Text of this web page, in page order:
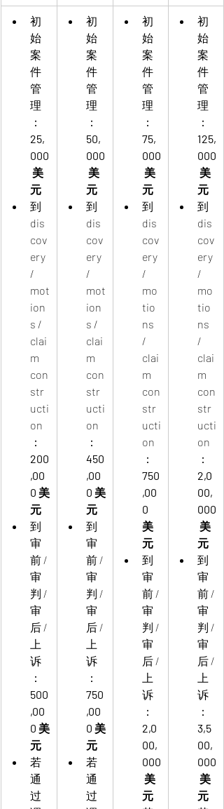
初
始
案
件
管
理
：
25,
000
美
元
到
dis
cov
ery
/
mot
ion
s /
clai
m
con
str
ucti
on
：
200
,00
0 美
元
到
审
前 /
审
判 /
审
后 /
上
诉
：
500
,00
0 美
元
若
通
过
初
始
案
件
管
理
：
50,
000
美
元
到
dis
cov
ery
/
mot
ion
s /
clai
m
con
str
ucti
on
：
450
,00
0 美
元
到
审
前 /
审
判 /
审
后 /
上
诉
：
750
,00
0 美
元
若
通
过
初
始
案
件
管
理
：
75,
000
美
元
到
dis
cov
ery
/
mo
tio
ns
/
clai
m
con
str
ucti
on
：
750
,00
0
美
元
到
审
前 /
审
判 /
审
后 /
上
诉
：
2,0
00,
000
美
元
初
始
案
件
管
理
：
125,
000
美
元
到
dis
cov
ery
/
mo
tio
ns
/
clai
m
con
str
ucti
on
：
2,0
00,
000
美
元
到
审
前 /
审
判 /
审
后 /
上
诉
：
3,5
00,
000
美
元